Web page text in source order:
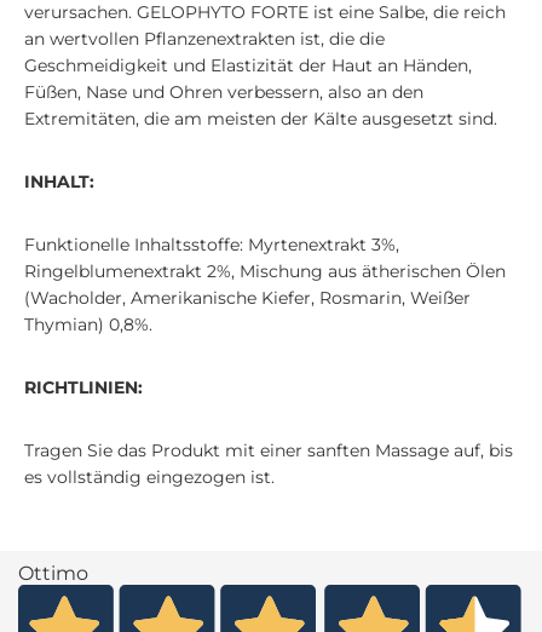
verursachen. GELOPHYTO FORTE ist eine Salbe, die reich
an wertvollen Pflanzenextrakten ist, die die
Geschmeidigkeit und Elastizität der Haut an Händen,
Füßen, Nase und Ohren verbessern, also an den
Extremitäten, die am meisten der Kälte ausgesetzt sind.
INHALT:
Funktionelle Inhaltsstoffe: Myrtenextrakt 3%,
Ringelblumenextrakt 2%, Mischung aus ätherischen Ölen
(Wacholder, Amerikanische Kiefer, Rosmarin, Weißer
Thymian) 0,8%.
RICHTLINIEN:
Tragen Sie das Produkt mit einer sanften Massage auf, bis
es vollständig eingezogen ist.
Ottimo